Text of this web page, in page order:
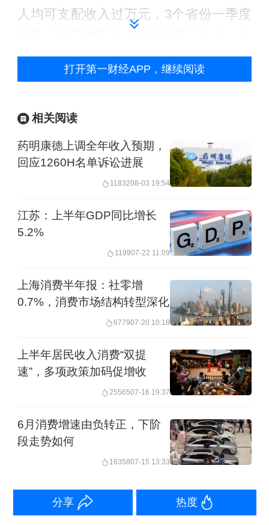
人均可支配收入过万元，3个省份一季度
别是上海、北京和浙江。
26689元，位居第一。
北京一季度居民人均可支配收入24587
元，位居第二。数据显示，一季度，全
长4.6%，拉动居民可支配收入上涨3.1个
浙江一季度居民人均可支配收入23611
元，位居第三。数据显示，一季度浙江
城镇、农村居民人均可支配收入分别为
27137元和15934元，城乡居民人均可支
配收入比值为1.70，比上年同期缩小
江苏、天津、广东、福建、山东、重
庆、辽宁一季度居民人均可支配收入分
重庆、内蒙古、安徽、湖北、湖南一季
打开第一财经APP，继续阅读
相关阅读
药明康德上调全年收入预期，
回应1260H名单诉讼进展
1183208-03 19:54
江苏：上半年GDP同比增长
5.2%
119907-22 11:09
上海消费半年报：社零增
0.7%，消费市场结构转型深化
677907-20 10:18
上半年居民收入消费“双提
速”，多项政策加码促增收
2556507-16 19:37
6月消费增速由负转正，下阶
段走势如何
1635807-15 13:33
分享 热度